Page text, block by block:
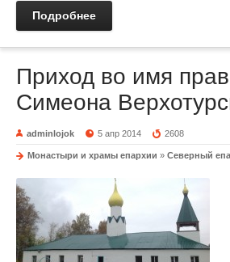
Подробнее
Приход во имя
Симеона
adminlojok 5 апр 2014 2608
Монастыри и храмы епархии » Северный